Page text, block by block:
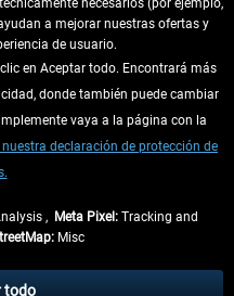
describe lo contrario
necesarios (por ejemplo,
a mejorar nuestras ofertas y
de usuario.
en Aceptar todo. Encontrará más
donde también puede cambiar
vaya a la página con la
nuestra declaración de protección de
, Meta Pixel: Tracking and
Misc
todo